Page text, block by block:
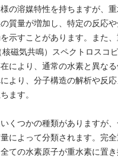
の溶媒特性を持ちますが、
質量が増加し、特定の反応や
示すことがあります。また
磁気共鳴）スペクトロスコ
により、通常の水素と異な
より、分子構造の解析や反応
ます。
くつかの種類がありますが
によって分類されます。完
ての水素原子が重水素に置き